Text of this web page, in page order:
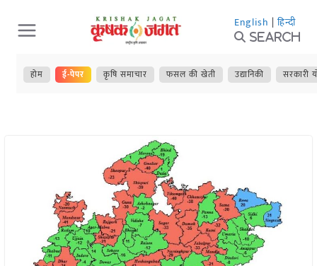
Skip
to
content
English | हिन्दी
Search
होम ई-पेपर कृषि समाचार फसल की खेती उद्यानिकी सरकारी